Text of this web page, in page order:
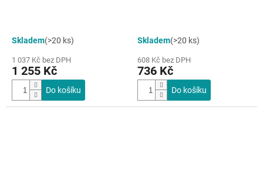
hodnocení
je
4,0
hvězdiček.
Skladem(>20 ks)
1 037 Kč bez DPH
1 255 Kč
Do košíku
Skladem(>20 ks)
608 Kč bez DPH
736 Kč
Do košíku